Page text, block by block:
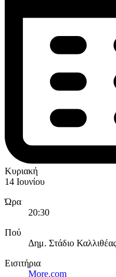
Κυριακή
14 Ιουνίου
Ώρα
20:30
Πού
Δημ. Στάδιο
Εισιτήρια
More.com